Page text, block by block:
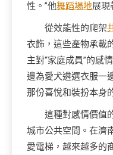
性。”他舞蹈場地展現
從效能性的爬架
衣飾，這些產物承載
主對“家庭成員”的感
邊為愛犬遴選衣服一
那份喜悅和裝扮本身
這種對感情價值
城市公共空間。在濟
愛電梯，越來越多的